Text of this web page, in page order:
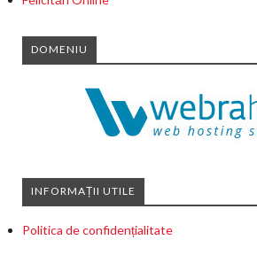
DOMENIU
INFORMAȚII UTILE
Politica de confidențialitate